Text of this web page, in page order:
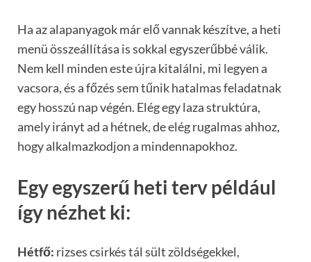
Ha az alapanyagok már elő vannak készítve, a heti
menü összeállítása is sokkal egyszerűbbé válik.
Nem kell minden este újra kitalálni, mi legyen a
vacsora, és a főzés sem tűnik hatalmas feladatnak
egy hosszú nap végén. Elég egy laza struktúra,
amely irányt ad a hétnek, de elég rugalmas ahhoz,
hogy alkalmazkodjon a mindennapokhoz.
Egy egyszerű heti terv például
így nézhet ki:
Hétfő: rizses csirkés tál sült zöldségekkel,